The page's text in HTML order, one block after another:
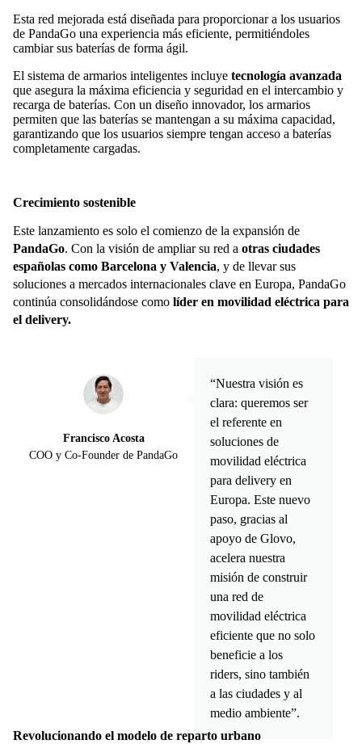
Esta red mejorada está diseñada para proporcionar a los usuarios
de PandaGo una experiencia más eficiente, permitiéndoles
cambiar sus baterías de forma ágil.
El sistema de armarios inteligentes incluye tecnología avanzada
que asegura la máxima eficiencia y seguridad en el intercambio y
recarga de baterías. Con un diseño innovador, los armarios
permiten que las baterías se mantengan a su máxima capacidad,
garantizando que los usuarios siempre tengan acceso a baterías
completamente cargadas.
Crecimiento sostenible
Este lanzamiento es solo el comienzo de la expansión de
PandaGo. Con la visión de ampliar su red a otras ciudades
españolas como Barcelona y Valencia, y de llevar sus
soluciones a mercados internacionales clave en Europa, PandaGo
continúa consolidándose como líder en movilidad eléctrica para
el delivery.
“Nuestra visión es
clara: queremos ser
el referente en
soluciones de
movilidad eléctrica
para delivery en
Europa. Este nuevo
paso, gracias al
apoyo de Glovo,
acelera nuestra
misión de construir
una red de
movilidad eléctrica
eficiente que no solo
beneficie a los
riders, sino también
a las ciudades y al
medio ambiente”.
Francisco Acosta
COO y Co-Founder de PandaGo
Revolucionando el modelo de reparto urbano